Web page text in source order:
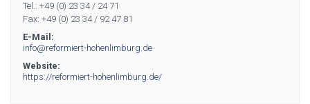
Tel.: +49 (0) 23 34 / 24 71
Fax: +49 (0) 23 34 / 92 47 81
E-Mail:
info@reformiert-hohenlimburg.de
Website:
https://reformiert-hohenlimburg.de/